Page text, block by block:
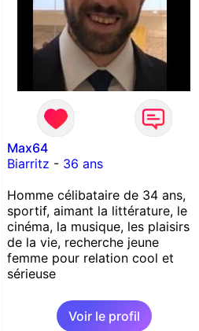
Max64
Biarritz - 36 ans
Homme célibataire de 34 ans,
sportif, aimant la littérature, le
cinéma, la musique, les plaisirs
de la vie, recherche jeune
femme pour relation cool et
sérieuse
Voir le profil